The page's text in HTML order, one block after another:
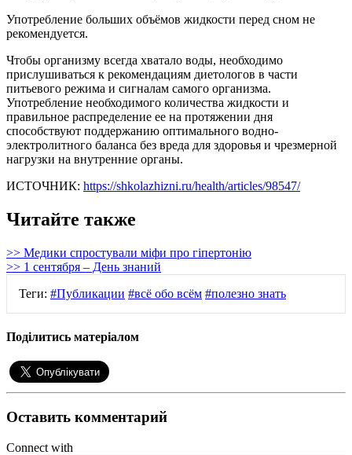
Употребление больших объёмов жидкости перед сном не
рекомендуется.
Чтобы организму всегда хватало воды, необходимо
прислушиваться к рекомендациям диетологов в части
питьевого режима и сигналам самого организма.
Употребление необходимого количества жидкости и
правильное распределение ее на протяжении дня
способствуют поддержанию оптимального водно-
электролитного баланса без вреда для здоровья и чрезмерной
нагрузки на внутренние органы.
ИСТОЧНИК: https://shkolazhizni.ru/health/articles/98547/
Читайте также
>> Медики спростували міфи про гіпертонію
>> 1 сентября – День знаний
Теги: #Публикации #всё обо всём #полезно знать
Поділитись матеріалом
Оставить комментарий
Connect with